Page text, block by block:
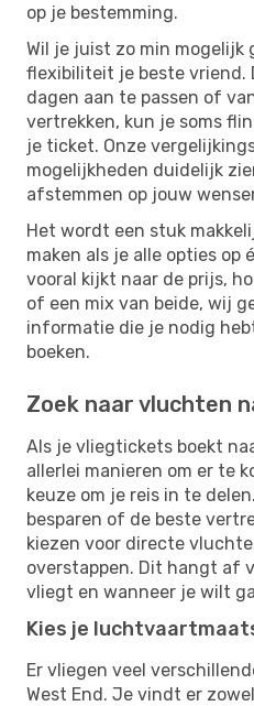
op je bestemming.
Wil je juist zo min mogelijk
flexibiliteit je beste vriend.
dagen aan te passen of
vertrekken, kun je soms
je ticket. Onze
mogelijkheden duidelijk
afstemmen op jouw
Het wordt een stuk
maken als je alle opties op
vooral kijkt naar de prijs,
of een mix van beide, wij
informatie die je nodig
boeken.
Zoek naar vluchten
Als je vliegtickets boekt
allerlei manieren om er te
keuze om je reis in te
besparen of de beste
kiezen voor directe
overstappen. Dit hangt af
vliegt en wanneer je wilt
Kies je
Er vliegen veel
West End. Je vindt er